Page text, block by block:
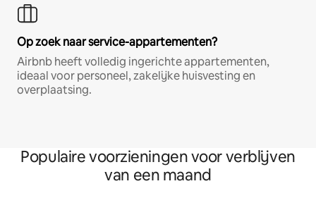
Op zoek naar service-appartementen?
Airbnb heeft volledig ingerichte appartementen,
ideaal voor personeel, zakelijke huisvesting en
overplaatsing.
Populaire voorzieningen voor verblijven
van een maand